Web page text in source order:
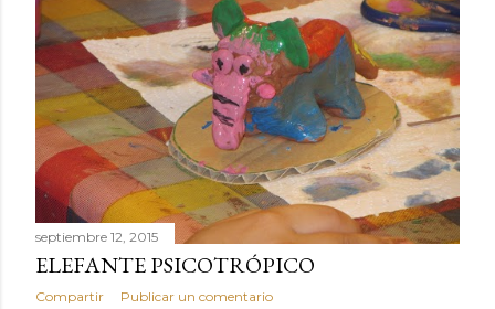
septiembre 12, 2015
ELEFANTE PSICOTRÓPICO
Compartir Publicar un comentario